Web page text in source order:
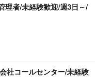
理者/未経験歓迎/週3日～/
社コールセンター/未経験